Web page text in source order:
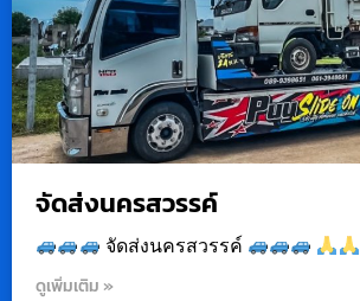
จัดส่งนครสวรรค์
จัดส่งนครสวรรค์
ดูเพิ่มเติม »